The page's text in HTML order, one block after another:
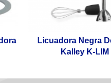
Licuadora Negra
Kalley K-LIM